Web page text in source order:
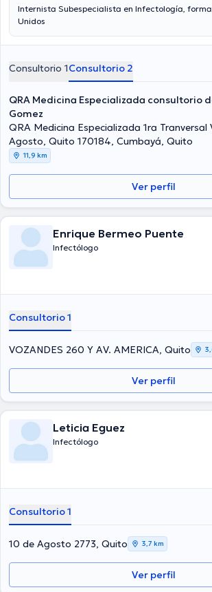
Internista Subespecialista en Infectología,
Unidos
Consultorio 1Consultorio 2
QRA Medicina Especializada consultorio
Gomez
QRA Medicina Especializada 1ra Tranversal
Agosto, Quito 170184, Cumbayá, Quito
11,9 km
Ver perfil
Enrique Bermeo Puente
Infectólogo
Consultorio 1
VOZANDES 260 Y AV. AMERICA, Quito
Ver perfil
Leticia Eguez
Infectólogo
Consultorio 1
10 de Agosto 2773, Quito 3,7 km
Ver perfil